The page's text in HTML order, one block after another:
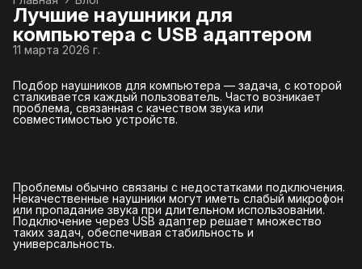
Лучшие наушники для
компьютера с USB адаптером
11 марта 2026 г.
Подбор наушников для компьютера — задача, с которой
сталкивается каждый пользователь. Часто возникает
проблема, связанная с качеством звука или
совместимостью устройств.
Проблемы обычно связаны с недостатками подключения.
Некачественные наушники могут иметь слабый микрофон
или пропадание звука при длительном использовании.
Подключение через USB адаптер решает множество
таких задач, обеспечивая стабильность и
универсальность.